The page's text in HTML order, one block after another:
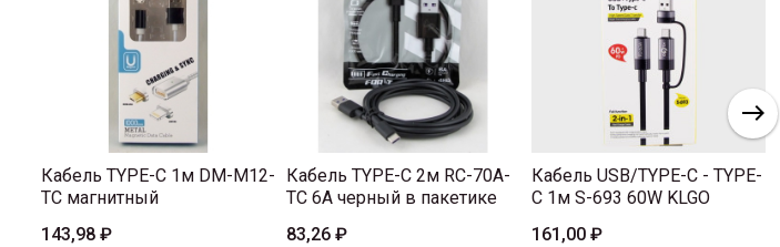
Кабель TYPE-C 1м DM-M12-
TC магнитный
143,98 ₽
Кабель TYPE-C 2м RC-70A-
TC 6A черный в пакетике
83,26 ₽
Кабель USB/TYPE-C - TYPE-
C 1м S-693 60W KLGO
161,00 ₽